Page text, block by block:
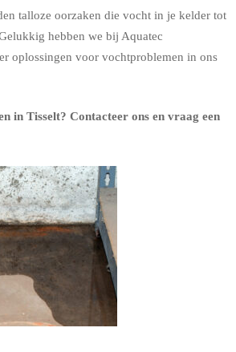
talloze oorzaken die vocht in je kelder tot
hebben we bij Aquatec
oplossingen voor vochtproblemen in ons
in Tisselt? Contacteer ons en vraag een